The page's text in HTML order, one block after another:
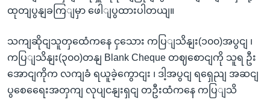
ထုတျပွနျခကြျမှာ ဖေါျပွထားပါတယျ။
သကျဆိုငျသူတှထေံကနေ ငှသေား ကပြျသိနျး(၁၀၀)အပွငျ ၊
ကပြျသိနျး(၃၀၀)တနျ Blank Cheque တဈစောငျကို သူရ ဦး
အောငျကိုက လကျခံ ရယူခဲ့ကွောငျး ၊ ဒါ့အပွငျ ရရှေညျ အဆငျ
ပွစေရေေးအတှကျ လုပျငနျးရှငျ တဦးထံကနေ ကပြျသိ